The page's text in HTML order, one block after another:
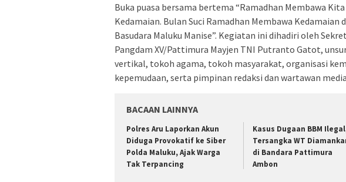
Buka puasa bersama bertema “Ramadhan Membawa
Kedamaian. Bulan Suci Ramadhan Membawa Kedamaian
Basudara Maluku Manise”. Kegiatan ini dihadiri oleh
Pangdam XV/Pattimura Mayjen TNI Putranto Gatot,
vertikal, tokoh agama, tokoh masyarakat, organisasi
kepemudaan, serta pimpinan redaksi dan wartawan
BACAAN LAINNYA
Polres Aru Laporkan Akun
Diduga Provokatif ke Siber
Polda Maluku, Ajak Warga
Tak Terpancing
Kasus Dugaan BBM
Tersangka WT
di Bandara Pattimura
Ambon